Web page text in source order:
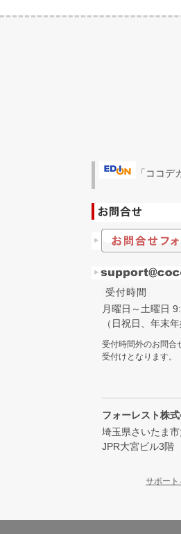
「ココ
受付時間
月曜日～土曜日
（日祝日、年末
受付時間外のお問合
受付けとなります。
フォーレスト株
埼玉県さいたま
JPR大宮ビル3階
サポート